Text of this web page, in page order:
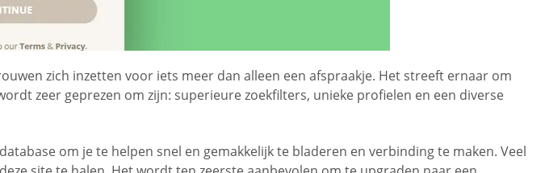
zich inzetten voor iets meer dan alleen een afspraakje. Het streeft ernaar om
zeer geprezen om zijn: superieure zoekfilters, unieke profielen en een diverse
om je te helpen snel en gemakkelijk te bladeren en verbinding te maken. Veel